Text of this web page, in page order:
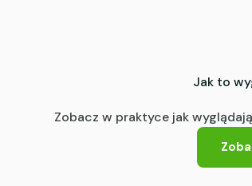
Jak to
Zobacz w praktyce jak